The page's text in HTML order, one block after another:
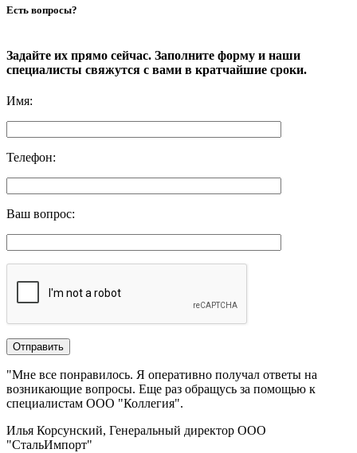
Есть вопросы?
Задайте их прямо сейчас. Заполните форму и наши
специалисты свяжутся с вами в кратчайшие сроки.
Имя:
Телефон:
Ваш вопрос:
"Мне все понравилось.​ ​Я оперативно получал ответы на
возникающие вопросы. Еще раз обращусь за помощью к
специалистам ООО "Коллегия".​
Илья Корсунский, Генеральный директор ООО
"СтальИмпорт"